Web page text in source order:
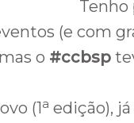
(e com
o #ccbsp
(1a edição),